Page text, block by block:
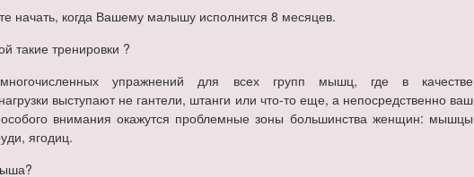
начать, когда Вашему малышу исполнится 8 месяцев.
такие тренировки ?
упражнений для всех групп мышц, где в качестве
выступают не гантели, штанги или что-то еще, а непосредственно ваш
внимания окажутся проблемные зоны большинства женщин: мышцы
ягодиц.